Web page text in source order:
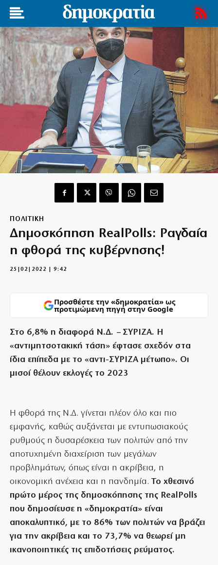
ΠΟΛΙΤΙΚΗ
Δημοσκόπηση RealPolls: Ραγδαία
η φθορά της κυβέρνησης!
25|02|2022 | 9:42
Προσθέστε την «δημοκρατία» ως
προτιμώμενη πηγή στην Google
Στο 6,8% η διαφορά Ν.Δ. – ΣΥΡΙΖΑ. Η
«αντιμητσοτακική τάση» έφτασε σχεδόν στα
ίδια επίπεδα με το «αντι-ΣΥΡΙΖΑ μέτωπο». Οι
μισοί θέλουν εκλογές το 2023
H φθορά της Ν.Δ. γίνεται πλέον όλο και πιο
εμφανής, καθώς αυξάνεται με εντυπωσιακούς
ρυθμούς η δυσαρέσκεια των πολιτών από την
αποτυχημένη διαχείριση των μεγάλων
προβλημάτων, όπως είναι η ακρίβεια, η
οικονομική ανέχεια και η πανδημία. Το χθεσινό
πρώτο μέρος της δημοσκόπησης της RealPolls
που δημοσίευσε η «δημοκρατία» είναι
αποκαλυπτικό, με το 86% των πολιτών να βράζει
για την ακρίβεια και το 73,7% να θεωρεί μη
ικανοποιητικές τις επιδοτήσεις ρεύματος.